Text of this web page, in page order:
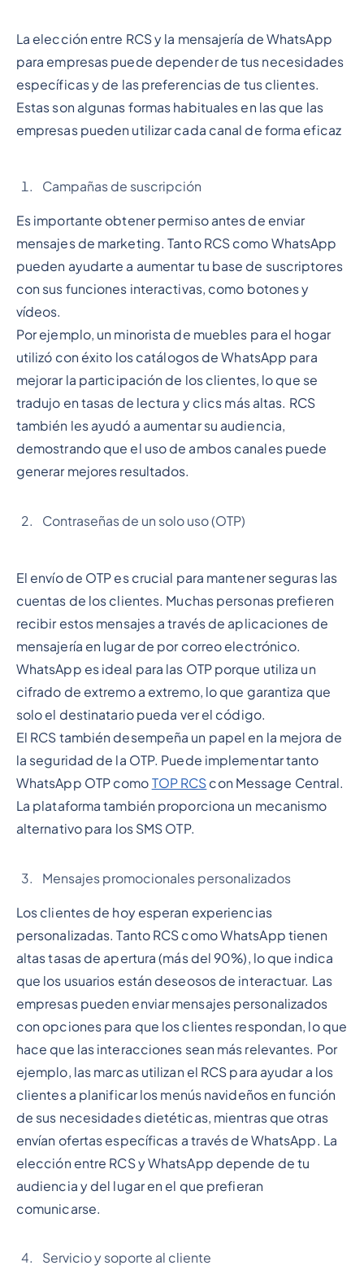
La elección entre RCS y la mensajería de WhatsApp
para empresas puede depender de tus necesidades
específicas y de las preferencias de tus clientes.
Estas son algunas formas habituales en las que las
empresas pueden utilizar cada canal de forma eficaz
Campañas de suscripción
Es importante obtener permiso antes de enviar
mensajes de marketing. Tanto RCS como WhatsApp
pueden ayudarte a aumentar tu base de suscriptores
con sus funciones interactivas, como botones y
vídeos.
Por ejemplo, un minorista de muebles para el hogar
utilizó con éxito los catálogos de WhatsApp para
mejorar la participación de los clientes, lo que se
tradujo en tasas de lectura y clics más altas. RCS
también les ayudó a aumentar su audiencia,
demostrando que el uso de ambos canales puede
generar mejores resultados.
Contraseñas de un solo uso (OTP)
El envío de OTP es crucial para mantener seguras las
cuentas de los clientes. Muchas personas prefieren
recibir estos mensajes a través de aplicaciones de
mensajería en lugar de por correo electrónico.
WhatsApp es ideal para las OTP porque utiliza un
cifrado de extremo a extremo, lo que garantiza que
solo el destinatario pueda ver el código.
El RCS también desempeña un papel en la mejora de
la seguridad de la OTP. Puede implementar tanto
WhatsApp OTP como TOP RCS con Message Central.
La plataforma también proporciona un mecanismo
alternativo para los SMS OTP.
Mensajes promocionales personalizados
Los clientes de hoy esperan experiencias
personalizadas. Tanto RCS como WhatsApp tienen
altas tasas de apertura (más del 90%), lo que indica
que los usuarios están deseosos de interactuar. Las
empresas pueden enviar mensajes personalizados
con opciones para que los clientes respondan, lo que
hace que las interacciones sean más relevantes. Por
ejemplo, las marcas utilizan el RCS para ayudar a los
clientes a planificar los menús navideños en función
de sus necesidades dietéticas, mientras que otras
envían ofertas específicas a través de WhatsApp. La
elección entre RCS y WhatsApp depende de tu
audiencia y del lugar en el que prefieran
comunicarse.
Servicio y soporte al cliente